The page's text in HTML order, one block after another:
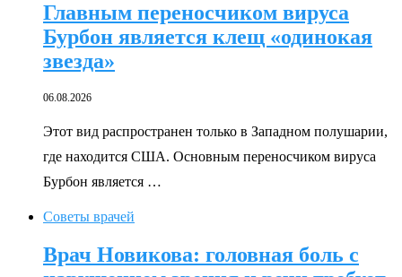
Главным переносчиком вируса
Бурбон является клещ «одинокая
звезда»
06.08.2026
Этот вид распространен только в Западном полушарии,
где находится США. Основным переносчиком вируса
Бурбон является …
Советы врачей
Врач Новикова: головная боль с